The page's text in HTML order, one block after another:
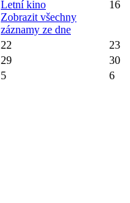
Letní kino
Zobrazit všechny
záznamy ze dne
16
22
23
29
30
5 6